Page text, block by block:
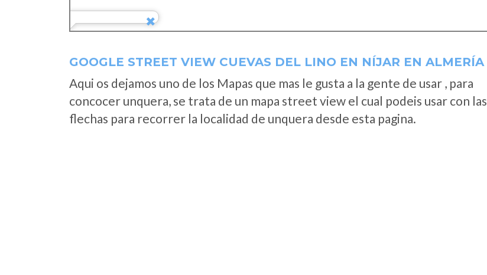
GOOGLE STREET VIEW CUEVAS DEL LINO EN NÍJAR EN ALMERÍA
Aqui os dejamos uno de los Mapas que mas le gusta a la gente de usar , para
concocer unquera, se trata de un mapa street view el cual podeis usar con las
flechas para recorrer la localidad de unquera desde esta pagina.